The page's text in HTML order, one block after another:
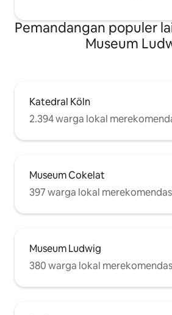
Pemandangan populer
Museum
Katedral Köln
2.394 warga lokal
Museum Cokelat
397 warga lokal
Museum Ludwig
380 warga lokal